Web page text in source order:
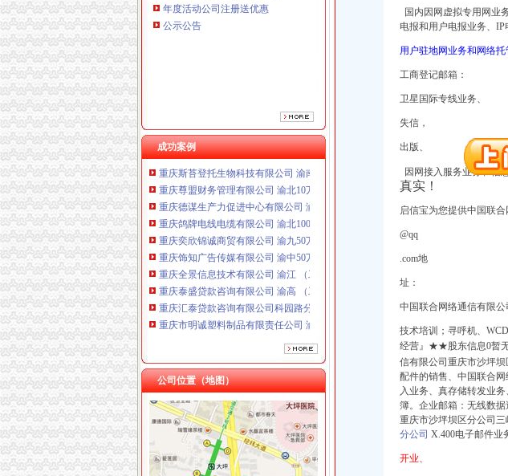
年度活动公司注册送优惠
公示公告
成功案例
重庆鸽牌电线电缆有限公司 渝北10010万 (进出口权)
重庆汇泰贷款咨询有限公司科园路分公司 渝高 （工商注册）
重庆市明诚塑料制品有限责任公司 渝高100万 （进出口权）
重庆盛旗投资咨询有限公司 渝中10万 （工商注册）
重庆斯苔登托生物科技有限公司 渝南10万 （工商注册）
重庆尊盟财务管理有限公司 渝北10万 （工商注册）
重庆德谋生产力促进中心有限公司 渝大10万 （工商注册）
重庆鸽牌电线电缆有限公司 渝北10010万 (进出口权)
重庆奕欣锦诚商贸有限公司 渝九50万 （工商注册）
重庆饰知广告传媒有限公司 渝中50万 （工商注册）
重庆全景信息技术有限公司 渝江 （工商注册）
重庆泰盛贷款咨询有限公司 渝高 （工商注册）
重庆汇泰贷款咨询有限公司科园路分公司 渝高 （工商注册）
重庆市明诚塑料制品有限责任公司 渝高100万 （进出口权）
重庆盛旗投资咨询有限公司 渝中10万 （工商注册）
重庆斯苔登托生物科技有限公司 渝南10万 （工商注册）
重庆尊盟财务管理有限公司 渝北10万 （工商注册）
重庆德谋生产力促进中心有限公司 渝大10万 （工商注册）
公司位置（地图）
三峡广场注册分公司
国内因网虚拟专用网业
电报和用户电报业务、IP
用户驻地网业务和网络托
工商登记邮箱：
卫星国际专线业务、
失信，
出版、
因网接入服务业务和信
真实！
启信宝为您提供中国联
@qq
.com地
址：
中国联合网络通信有限
技术培训；寻呼机、
经营』★★股东信息0暂无
信有限公司重庆市沙坪
配件的销售、中国联合
入业务、真存储转发业
簿。企业邮箱：无线数
重庆市沙坪坝区分公司
分公司 X.400电子邮件业
开业、